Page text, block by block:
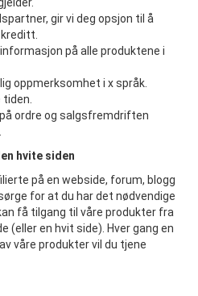
gir vi deg opsjon til å
på alle produktene i
oppmerksomhet i x språk.
ordre og salgsfremdriften
hvite siden
på en webside, forum, blogg
for at du har det nødvendige
få tilgang til våre produkter fra
(eller en hvit side). Hver gang en
våre produkter vil du tjene